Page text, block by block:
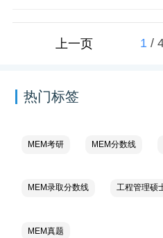
上一页 1 /
热门标签
MEM考研 MEM分数线
MEM录取分数线 工程管理硕
MEM真题